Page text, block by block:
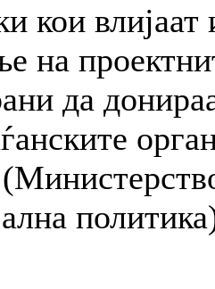
кои
на
да